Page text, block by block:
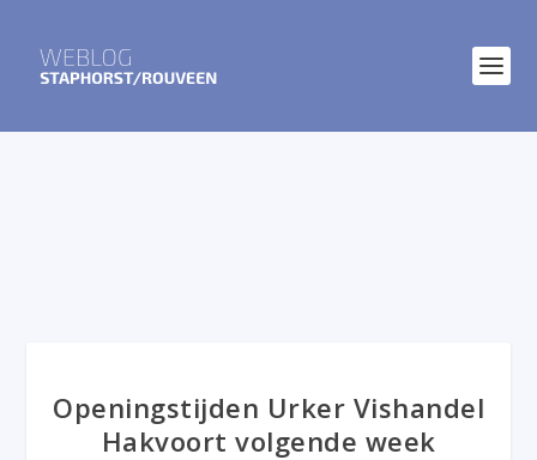
Openingstijden Urker Vishandel
Hakvoort volgende week